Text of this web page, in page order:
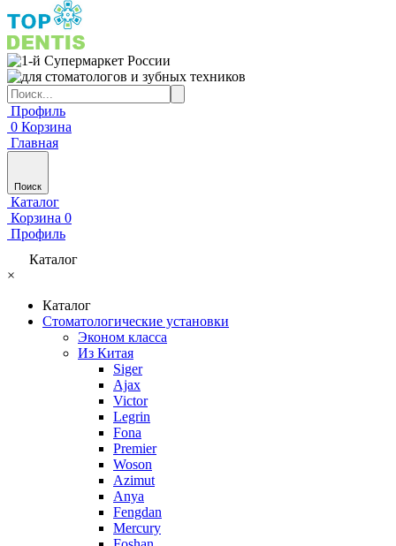
Профиль
0 Корзина
Главная
Поиск
Каталог
Корзина 0
Профиль
Каталог
×
Каталог
Стоматологические установки
Эконом класса
Из Китая
Siger
Ajax
Victor
Legrin
Fona
Premier
Woson
Azimut
Anya
Fengdan
Mercury